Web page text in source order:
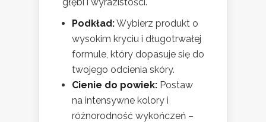
Podkład:Wybierz produkt o
wysokim kryciu i długotrwałej
formule, który dopasuje się do
twojego odcienia skóry.
Cienie do powiek: Postaw
na intensywne kolory i
różnorodność wykończeń –